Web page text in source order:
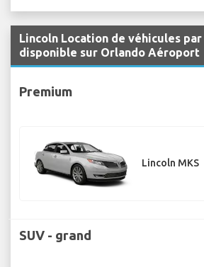
Lincoln Location de véhicules
disponible sur Orlando Aéroport
Premium
Lincoln MKS
SUV - grand